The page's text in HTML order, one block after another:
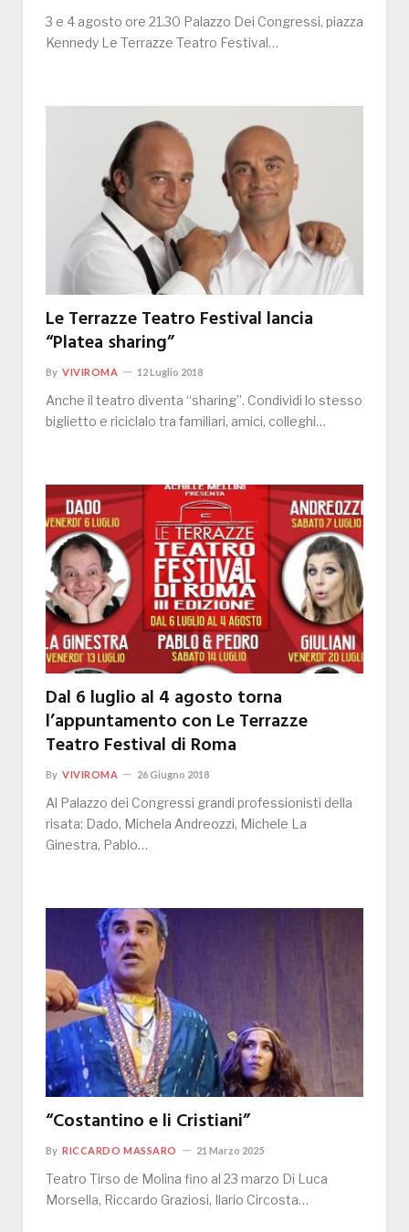
3 e 4 agosto ore 21.30 Palazzo Dei Congressi, piazza
Kennedy Le Terrazze Teatro Festival…
Le Terrazze Teatro Festival lancia
“Platea sharing”
By VIVIROMA 12 Luglio 2018
Anche il teatro diventa “sharing”. Condividi lo stesso
biglietto e riciclalo tra familiari, amici, colleghi…
Dal 6 luglio al 4 agosto torna
l’appuntamento con Le Terrazze
Teatro Festival di Roma
By VIVIROMA 26 Giugno 2018
Al Palazzo dei Congressi grandi professionisti della
risata: Dado, Michela Andreozzi, Michele La
Ginestra, Pablo…
“Costantino e li Cristiani”
By RICCARDO MASSARO 21 Marzo 2025
Teatro Tirso de Molina fino al 23 marzo Di Luca
Morsella, Riccardo Graziosi, Ilario Circosta…